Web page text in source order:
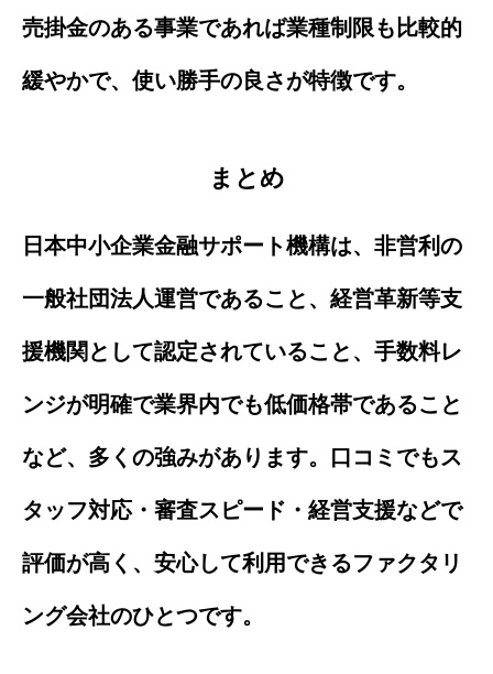
売掛金のある事業であれば業種制限も比較的
緩やかで、使い勝手の良さが特徴です。
まとめ
日本中小企業金融サポート機構は、非営利の
一般社団法人運営であること、経営革新等支
援機関として認定されていること、手数料レ
ンジが明確で業界内でも低価格帯であること
など、多くの強みがあります。口コミでもス
タッフ対応・審査スピード・経営支援などで
評価が高く、安心して利用できるファクタリ
ング会社のひとつです。